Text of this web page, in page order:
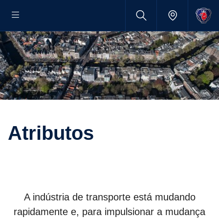
Atributos
A indústria de transporte está mudando
rapidamente e, para impulsionar a mudança